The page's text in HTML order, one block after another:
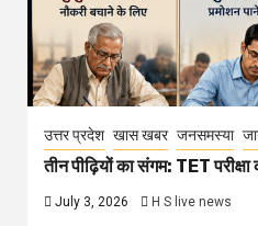
उत्तर प्रदेश खास खबर जनसमस्या
तीन पीढ़ियों का संगम: TET
July 3, 2026 H S live news